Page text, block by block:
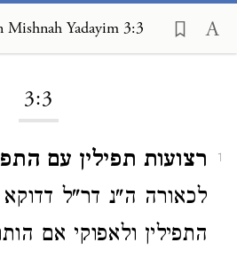
Mishnah Yadayim 3:3
3:3
1
רצועות תפילין עם
לכאורה ה"נ דר"ל
התפילין ולאפוקי אם